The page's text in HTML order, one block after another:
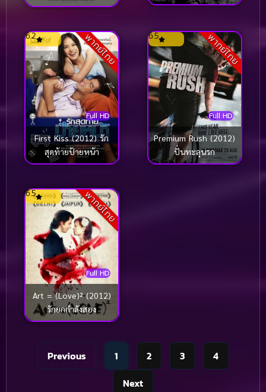
อันธพาล
พากย์ไทย
Full HD
6.2
First Kiss (2012) รัก
สุดท้ายป้ายหน้า
พากย์ไทย
Full HD
6.5
Premium Rush (2012)
ปั่นทะลุนรก
พากย์ไทย
Full HD
6.5
Art = (Love)² (2012)
รักยกกำลังสอง
Previous 1 2 3
4
Next